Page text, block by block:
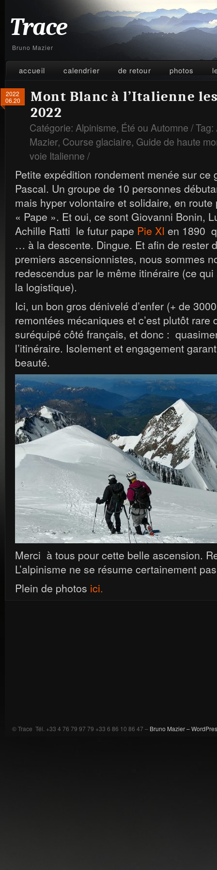
Trace
Bruno Mazier
accueil calendrier de retour photos
2022
06.20
Mont Blanc à l’Italienne
2022
Catégorie: Alpinisme, Été ou Automne / Tag:
Mazier, Course glaciaire, Guide de haute
voie Italienne /
Petite expédition rondement menée sur ce
Pascal. Un groupe de 10 personnes
mais hyper volontaire et solidaire, en
« Pape ». Et oui, ce sont Giovanni Bonin,
Achille Ratti le futur pape Pie XI en 1890
… à la descente. Dingue. Et afin de rester
premiers ascensionnistes, nous sommes
redescendus par le même itinéraire (ce
la logistique).
Ici, un bon gros dénivelé d’enfer (+ de
remontées mécaniques et c’est plutôt rare
suréquipé côté français, et donc :
l’itinéraire. Isolement et engagement
beauté.
Merci à tous pour cette belle ascension.
L’alpinisme ne se résume certainement
Plein de photos ici.
© Trace Tél. +33 4 76 79 97 79 +33 6 86 10 86 47 – Bruno Mazier –